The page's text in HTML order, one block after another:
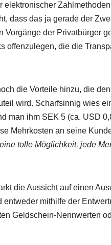
elektronischer Zahlmethoden
dass das ja gerade der
Vorgänge der Privatbürger
offenzulegen, die die
die Vorteile hinzu, die
wird. Scharfsinnig wies
man ihm SEK 5 (ca. USD
Mehrkosten an seine
tolle Möglichkeit, jede
die Aussicht auf einen
mithilfe der
Geldschein-Nennwerten